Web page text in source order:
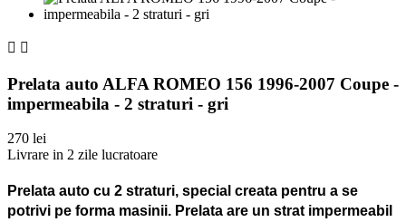
 
Prelata auto ALFA ROMEO 156 1996-2007 Coupe -
impermeabila - 2 straturi - gri
270 lei
Livrare in 2 zile lucratoare
Prelata auto cu 2 straturi, special creata pentru a se
potrivi pe forma masinii. Prelata are un strat impermeabil